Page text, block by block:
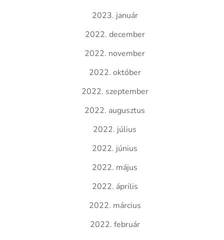
2023. január
2022. december
2022. november
2022. október
2022. szeptember
2022. augusztus
2022. július
2022. június
2022. május
2022. április
2022. március
2022. február